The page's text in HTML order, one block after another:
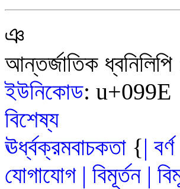
ঞ
আন্তর্জাতিক ধ্বনিলিপি
ইউনিকোড: u+099E
বিশেষ্য
ঊর্ধ্বক্রমবাচকতা {| বর্ণ
যোগাযোগ | বিমূর্তন |